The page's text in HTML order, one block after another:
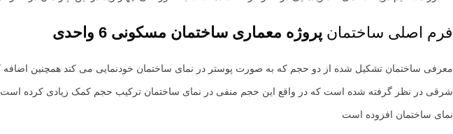
فرم اصلی ساختمان پروژه معماری ساختمان مسکونی 6 واحدی
معرفی ساختمان تشکیل شده از دو حجم که به صورت پوستر در نمای ساختمان خودنمایی می کند همچنین
شرقی در نظر گرفته شده است که در واقع این حجم منفی در نمای ساختمان ترکیب حجم کمک زیادی کرده
نمای ساختمان افزوده است